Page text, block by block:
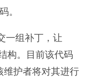
。
一组补丁，让
构。目前该代码
护者将对其进行